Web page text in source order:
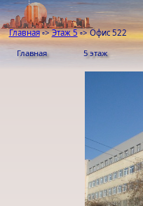
Главная▫>Этаж 5▫>Офис 522
Главная 5 этаж